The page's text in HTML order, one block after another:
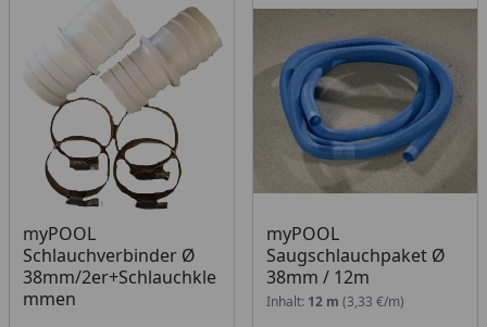
myPOOL
Schlauchverbinder Ø
38mm/2er+Schlauchkle
mmen
myPOOL
Saugschlauchpaket Ø
38mm / 12m
Inhalt: 12 m (3,33 €/m)